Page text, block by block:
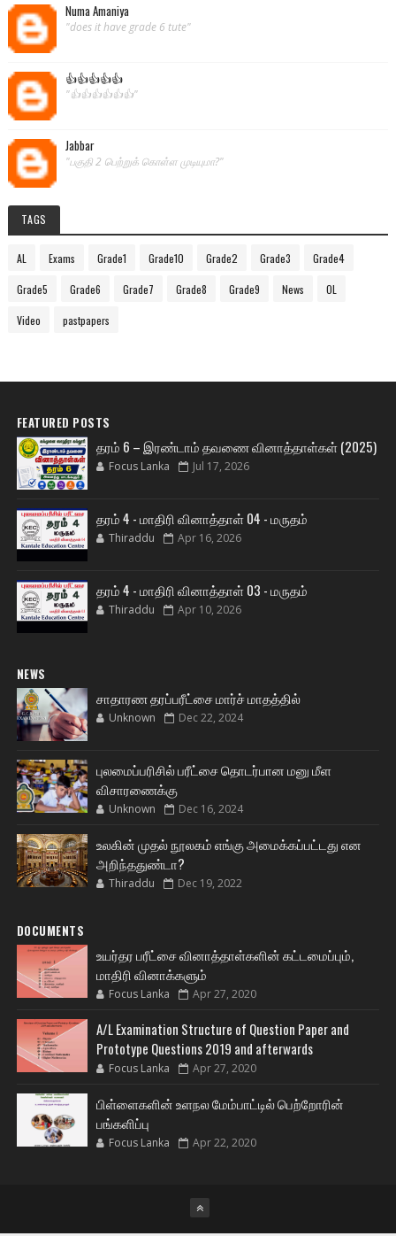
Numa Amaniya
"does it have grade 6 tute"
👍👍👍👍👍
"👍👍👍👍👍👍"
Jabbar
"பகுதி 2 பெற்றுக் கொள்ள முடியுமா?"
TAGS
AL Exams Grade1 Grade10 Grade2 Grade3 Grade4
Grade5 Grade6 Grade7 Grade8 Grade9 News OL
Video pastpapers
FEATURED POSTS
தரம் 6 – இரண்டாம் தவணை வினாத்தாள்கள் (2025)
Focus Lanka Jul 17, 2026
தரம் 4 - மாதிரி வினாத்தாள் 04 - மருதம்
Thiraddu Apr 16, 2026
தரம் 4 - மாதிரி வினாத்தாள் 03 - மருதம்
Thiraddu Apr 10, 2026
NEWS
சாதாரண தரப்பரீட்சை மார்ச் மாதத்தில்
Unknown Dec 22, 2024
புலமைப்பரிசில் பரீட்சை தொடர்பான மனு மீள
விசாரணைக்கு
Unknown Dec 16, 2024
உலகின் முதல் நூலகம் எங்கு அமைக்கப்பட்டது என
அறிந்ததுண்டா?
Thiraddu Dec 19, 2022
DOCUMENTS
உயர்தர பரீட்சை வினாத்தாள்களின் கட்டமைப்பும்,
மாதிரி வினாக்களும்
Focus Lanka Apr 27, 2020
A/L Examination Structure of Question Paper and
Prototype Questions 2019 and afterwards
Focus Lanka Apr 27, 2020
பிள்ளைகளின் உளநல மேம்பாட்டில் பெற்றோரின்
பங்களிப்பு
Focus Lanka Apr 22, 2020